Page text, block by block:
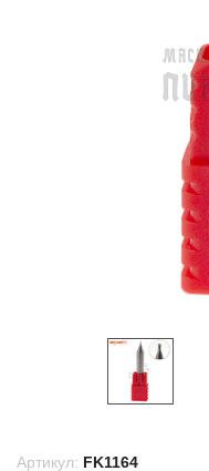
Артикул: FK1164